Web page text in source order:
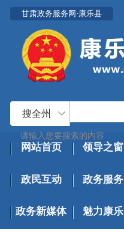
甘肃政务服务网·康乐县
搜全州
网站首页 领导之窗
政民互动 政务服务
政务新媒体 魅力康乐